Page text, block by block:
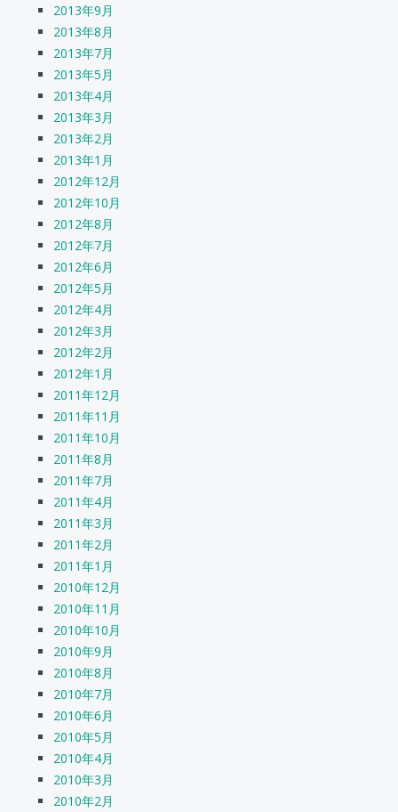
2013年9月
2013年8月
2013年7月
2013年5月
2013年4月
2013年3月
2013年2月
2013年1月
2012年12月
2012年10月
2012年8月
2012年7月
2012年6月
2012年5月
2012年4月
2012年3月
2012年2月
2012年1月
2011年12月
2011年11月
2011年10月
2011年8月
2011年7月
2011年4月
2011年3月
2011年2月
2011年1月
2010年12月
2010年11月
2010年10月
2010年9月
2010年8月
2010年7月
2010年6月
2010年5月
2010年4月
2010年3月
2010年2月